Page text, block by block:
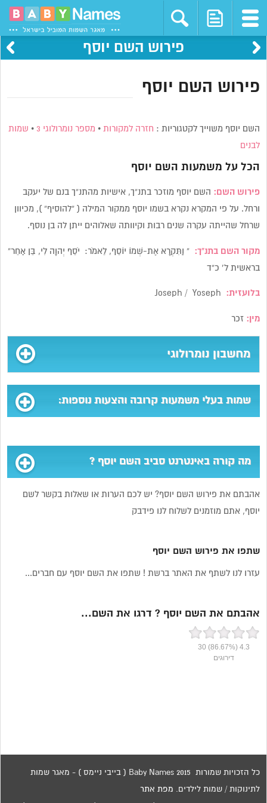
פירוש השם יוסף
פירוש השם יוסף
השם יוסף משוייך לקטגוריות : חזרה למקורות • מספר נומרולוגי 3 • שמות
לבנים
הכל על משמעות השם יוסף
פירוש השם: השם יוסף מוזכר בתנ”ך, אישיות מהתנ”ך בנם של יעקב
ורחל. על פי המקרא נקרא בשמו יוסף ממקור המילה ( “להוסיף” ), מכיוון
שרחל שהייתה עקרה שנים רבות וקיוותה שאלוהים ייתן לה בן נוסף.
מקור השם בתנ”ך: ” וַתִּקְרָא אֶת-שְׁמוֹ יוֹסֵף, לֵאמֹר: יֹסֵף יְהוָה לִי, בֵּן אַחֵר”
בראשית ל’ כ”ד
בלועזית: Joseph / Yoseph
מין: זכר
מחשבון נומרולוגי
שמות בעלי משמעות קרובה והצעות נוספות:
מה קורה באינטרנט סביב השם יוסף ?
אהבתם את פירוש השם יוסף? יש לכם הערות או שאלות בקשר לשם
יוסף, אתם מוזמנים לשלוח לנו פידבק
שתפו את פירוש השם יוסף
עזרו לנו לשתף את האתר ברשת ! שתפו את השם יוסף עם חברים...
אהבתם את השם יוסף ? דרגו את השם...
4.3
(86.67%)
30
דירוגים
כל הזכויות שמורות 2015 Baby Names ( בייבי ניימס ) - מאגר שמות
לתינוקות / שמות לילדים. מפת אתר